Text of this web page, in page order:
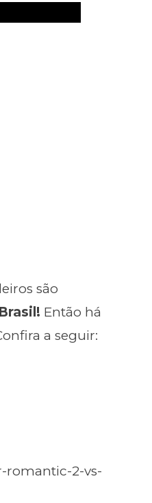
são
Então há
a seguir:
romantic-2-vs-